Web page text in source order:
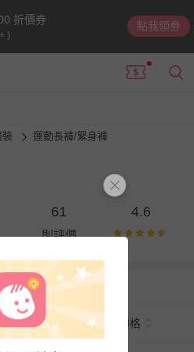
折價券
)
點我領券
運動長褲/緊身褲
61
則評價
4.6
新上市 價格